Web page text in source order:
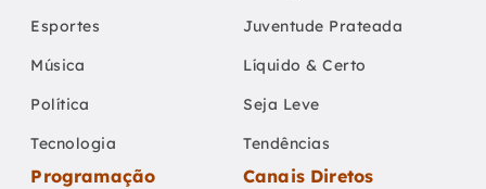
Esportes
Música
Política
Tecnologia
Juventude Prateada
Líquido & Certo
Seja Leve
Tendências
Programação Canais Diretos